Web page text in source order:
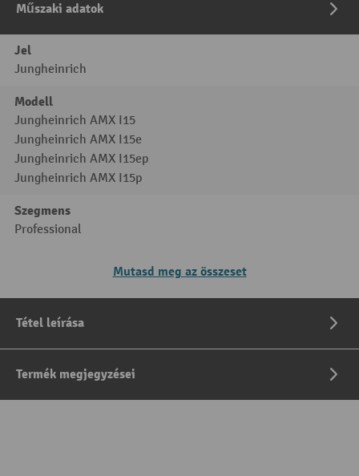
Műszaki adatok
Jel
Jungheinrich
Modell
Jungheinrich AMX I15
Jungheinrich AMX I15e
Jungheinrich AMX I15ep
Jungheinrich AMX I15p
Szegmens
Professional
Mutasd meg az összeset
Tétel leírása
Termék megjegyzései